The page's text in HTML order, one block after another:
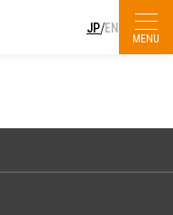
JP/EN
MENU